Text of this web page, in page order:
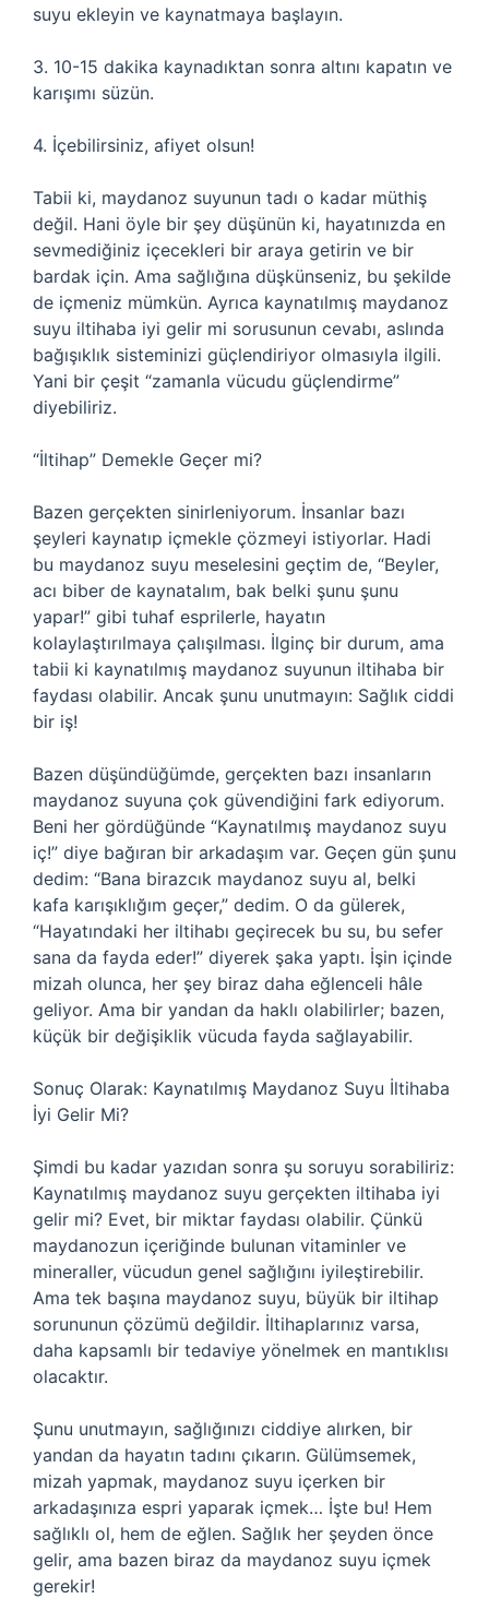
suyu ekleyin ve kaynatmaya başlayın.
3. 10-15 dakika kaynadıktan sonra altını kapatın ve
karışımı süzün.
4. İçebilirsiniz, afiyet olsun!
Tabii ki, maydanoz suyunun tadı o kadar müthiş
değil. Hani öyle bir şey düşünün ki, hayatınızda en
sevmediğiniz içecekleri bir araya getirin ve bir
bardak için. Ama sağlığına düşkünseniz, bu şekilde
de içmeniz mümkün. Ayrıca kaynatılmış maydanoz
suyu iltihaba iyi gelir mi sorusunun cevabı, aslında
bağışıklık sisteminizi güçlendiriyor olmasıyla ilgili.
Yani bir çeşit “zamanla vücudu güçlendirme”
diyebiliriz.
“İltihap” Demekle Geçer mi?
Bazen gerçekten sinirleniyorum. İnsanlar bazı
şeyleri kaynatıp içmekle çözmeyi istiyorlar. Hadi
bu maydanoz suyu meselesini geçtim de, “Beyler,
acı biber de kaynatalım, bak belki şunu şunu
yapar!” gibi tuhaf esprilerle, hayatın
kolaylaştırılmaya çalışılması. İlginç bir durum, ama
tabii ki kaynatılmış maydanoz suyunun iltihaba bir
faydası olabilir. Ancak şunu unutmayın: Sağlık ciddi
bir iş!
Bazen düşündüğümde, gerçekten bazı insanların
maydanoz suyuna çok güvendiğini fark ediyorum.
Beni her gördüğünde “Kaynatılmış maydanoz suyu
iç!” diye bağıran bir arkadaşım var. Geçen gün şunu
dedim: “Bana birazcık maydanoz suyu al, belki
kafa karışıklığım geçer,” dedim. O da gülerek,
“Hayatındaki her iltihabı geçirecek bu su, bu sefer
sana da fayda eder!” diyerek şaka yaptı. İşin içinde
mizah olunca, her şey biraz daha eğlenceli hâle
geliyor. Ama bir yandan da haklı olabilirler; bazen,
küçük bir değişiklik vücuda fayda sağlayabilir.
Sonuç Olarak: Kaynatılmış Maydanoz Suyu İltihaba
İyi Gelir Mi?
Şimdi bu kadar yazıdan sonra şu soruyu sorabiliriz:
Kaynatılmış maydanoz suyu gerçekten iltihaba iyi
gelir mi? Evet, bir miktar faydası olabilir. Çünkü
maydanozun içeriğinde bulunan vitaminler ve
mineraller, vücudun genel sağlığını iyileştirebilir.
Ama tek başına maydanoz suyu, büyük bir iltihap
sorununun çözümü değildir. İltihaplarınız varsa,
daha kapsamlı bir tedaviye yönelmek en mantıklısı
olacaktır.
Şunu unutmayın, sağlığınızı ciddiye alırken, bir
yandan da hayatın tadını çıkarın. Gülümsemek,
mizah yapmak, maydanoz suyu içerken bir
arkadaşınıza espri yaparak içmek… İşte bu! Hem
sağlıklı ol, hem de eğlen. Sağlık her şeyden önce
gelir, ama bazen biraz da maydanoz suyu içmek
gerekir!